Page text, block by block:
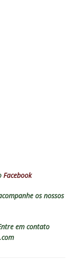
Facebook
os nossos
Entre em contato